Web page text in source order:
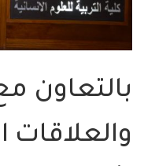
بالتعاون
والعلاقات